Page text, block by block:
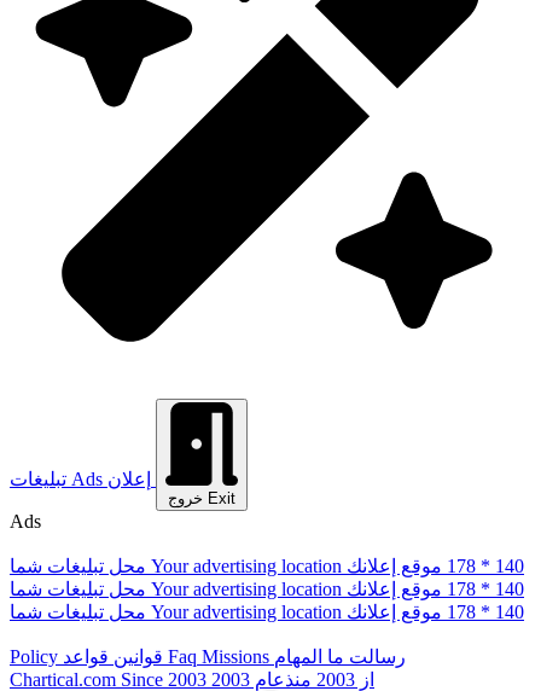
تبلیغات Ads
خروج Exit
Ads
محل تبلیغات شما Your advertising location موقع إعلانك 178 * 140
محل تبلیغات شما Your advertising location موقع إعلانك 178 * 140
محل تبلیغات شما Your advertising location موقع إعلانك 178 * 140
Policy قوانین قواعد Faq Missions رسالت ما المهام
Chartical.com Since 2003 از 2003 منذعام 2003